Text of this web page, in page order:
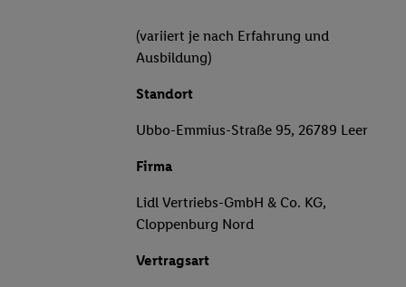
(variiert je nach Erfahrung und
Ausbildung)
Standort
Ubbo-Emmius-Straße 95, 26789 Leer
Firma
Lidl Vertriebs-GmbH & Co. KG,
Cloppenburg Nord
Vertragsart